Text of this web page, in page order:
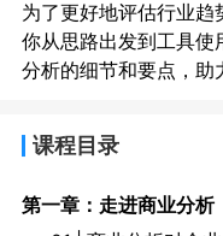
为了更好地评估行业
你从思路出发到工具使
分析的细节和要点，助
课程目录
第一章：走进商业分析